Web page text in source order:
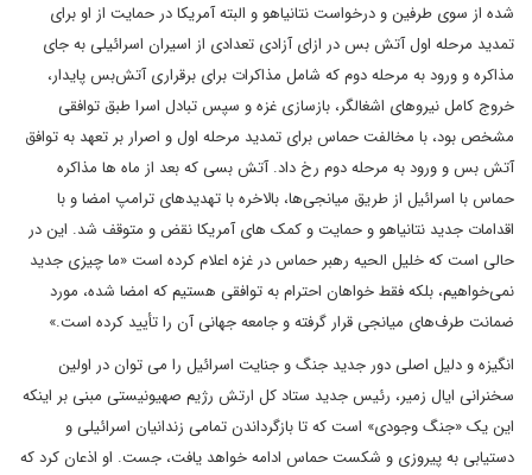
شده از سوی طرفین و درخواست نتانیاهو و البته آمریکا در حمایت از او برای
تمدید مرحله اول آتش بس در ازای آزادی تعدادی از اسیران اسرائیلی به جای
مذاکره و ورود به مرحله دوم که شامل مذاکرات برای برقراری آتش‌بس پایدار،
خروج کامل نیروهای اشغالگر، بازسازی غزه و سپس تبادل اسرا طبق توافقی
مشخص بود، با مخالفت حماس برای تمدید مرحله اول و اصرار بر تعهد به توافق
آتش بس و ورود به مرحله دوم رخ داد. آتش بسی که بعد از ماه ها مذاکره
حماس با اسرائیل از طریق میانجی‌ها، بالاخره با تهدیدهای ترامپ امضا و با
اقدامات جدید نتانیاهو و حمایت و کمک های آمریکا نقض و متوقف شد. این در
حالی است که خلیل الحیه رهبر حماس در غزه اعلام کرده است «ما چیزی جدید
نمی‌خواهیم، بلکه فقط خواهان احترام به توافقی هستیم که امضا شده، مورد
ضمانت طرف‌های میانجی قرار گرفته و جامعه جهانی آن را تأیید کرده است.»
انگیزه و دلیل اصلی دور جدید جنگ و جنایت اسرائیل را می توان در اولین
سخنرانی ایال زمیر، رئیس جدید ستاد کل ارتش رژیم صهیونیستی مبنی بر اینکه
این یک «جنگ وجودی» است که تا بازگرداندن تمامی زندانیان اسرائیلی و
دستیابی به پیروزی و شکست حماس ادامه خواهد یافت، جست. او اذعان کرد که